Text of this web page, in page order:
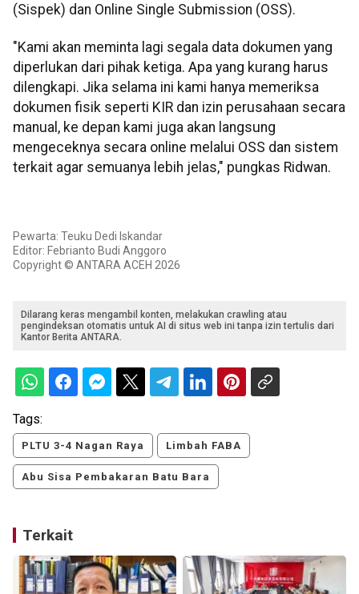
(Sispek) dan Online Single Submission (OSS).
"Kami akan meminta lagi segala data dokumen yang
diperlukan dari pihak ketiga. Apa yang kurang harus
dilengkapi. Jika selama ini kami hanya memeriksa
dokumen fisik seperti KIR dan izin perusahaan secara
manual, ke depan kami juga akan langsung
mengeceknya secara online melalui OSS dan sistem
terkait agar semuanya lebih jelas," pungkas Ridwan.
Pewarta: Teuku Dedi Iskandar
Editor: Febrianto Budi Anggoro
Copyright © ANTARA ACEH 2026
Dilarang keras mengambil konten, melakukan crawling atau
pengindeksan otomatis untuk AI di situs web ini tanpa izin tertulis dari
Kantor Berita ANTARA.
Tags:
PLTU 3-4 Nagan Raya Limbah FABA
Abu Sisa Pembakaran Batu Bara
Terkait